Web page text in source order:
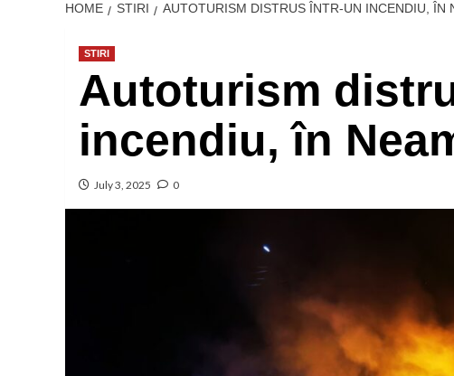
HOME STIRI AUTOTURISM DISTRUS ÎNTR-UN INCENDIU, ÎN
STIRI
Autoturism
incendiu, în
July 3, 2025 0